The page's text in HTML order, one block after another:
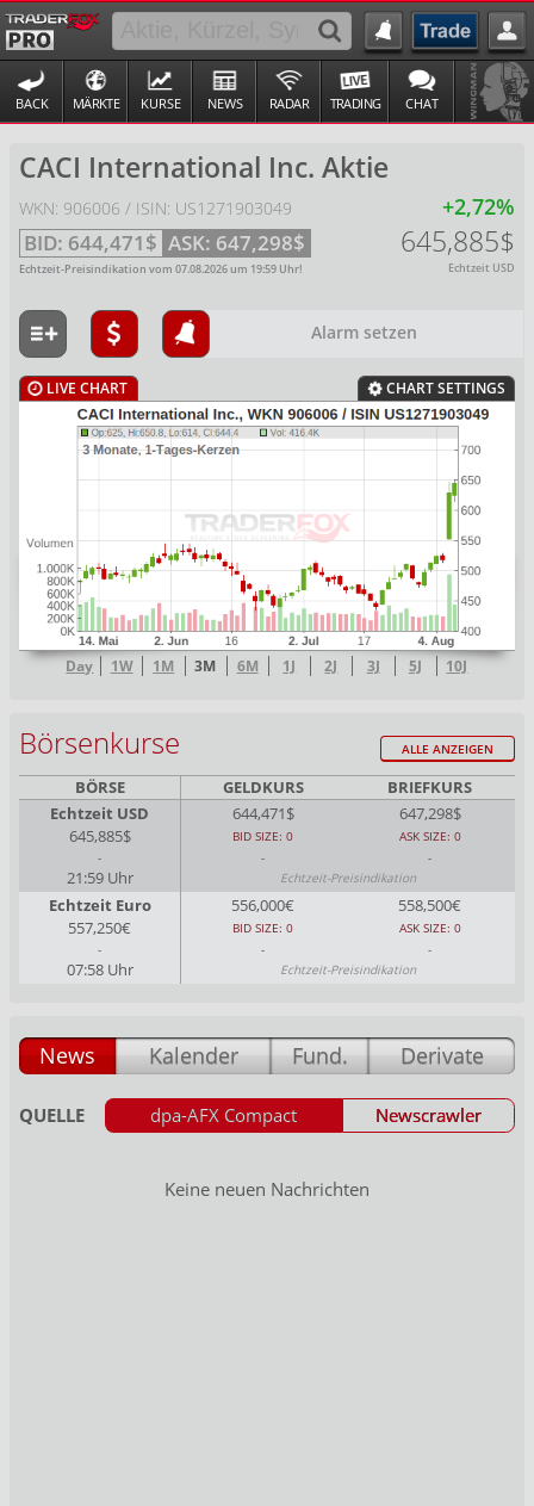
BACK MÄRKTE KURSE NEWS RADAR TRADING CHAT
CACI International Inc. Aktie
WKN: 906006 / ISIN: US1271903049
BID: 644,471$ ASK: 647,298$
Echtzeit-Preisindikation vom 07.08.2026um 19:59 Uhr!
+2,72%
645,885$
Echtzeit USD
Alarm setzen
LIVE CHART CHART SETTINGS
Day 1W 1M 3M 6M 1J 2J 3J 5J 10J
Börsenkurse ALLE ANZEIGEN
BÖRSE GELDKURS
BRIEFKURS
Echtzeit USD
644,471$
647,298$
645,885$
BID SIZE: 0
ASK SIZE: 0
-
- -
21:59 Uhr Echtzeit-Preisindikation
Echtzeit Euro 556,000€
558,500€
557,250€
BID SIZE: 0
ASK SIZE: 0
-
- -
07:58 Uhr Echtzeit-Preisindikation
News Kalender Fund. Derivate
QUELLE dpa-AFX Compact Newscrawler
Keine neuen Nachrichten